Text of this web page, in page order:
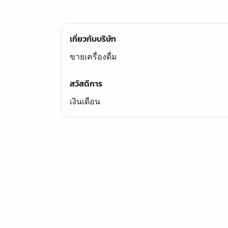
เกี่ยวกับบริษัท
ขายเครื่องดื่ม
สวัสดิการ
เงินเดือน